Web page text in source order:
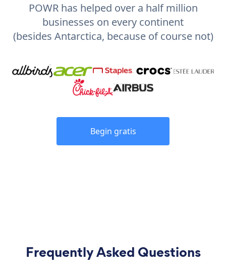
POWR has helped over a half million
businesses on every continent
(besides Antarctica, because of course not)
Begin gratis
Frequently Asked Questions